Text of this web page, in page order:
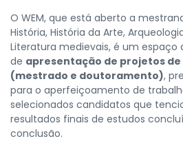
O WEM, que está aberto a
História, História da Arte,
Literatura medievais, é um espaço
de apresentação de projetos
(mestrado e doutoramento),
para o aperfeiçoamento de
selecionados candidatos que
resultados finais de estudos
conclusão.